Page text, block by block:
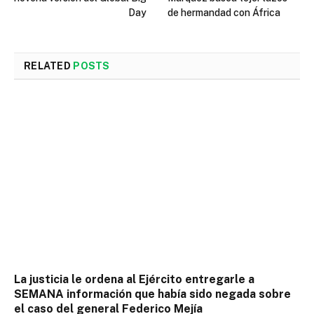
Day
de hermandad con África
RELATED POSTS
La justicia le ordena al Ejército entregarle a
SEMANA información que había sido negada sobre
el caso del general Federico Mejía